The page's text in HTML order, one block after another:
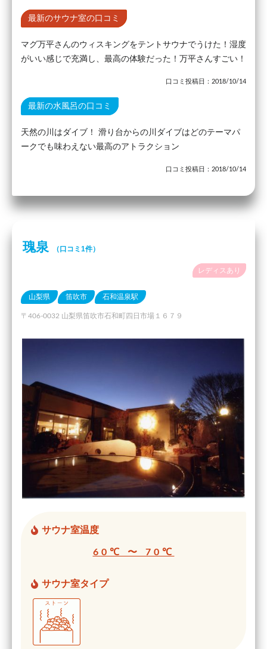
最新のサウナ室の口コミ
マグ万平さんのウィスキングをテントサウナでうけた！湿度
がいい感じで充満し、最高の体験だった！万平さんすごい！
口コミ投稿日：2018/10/14
最新の水風呂の口コミ
天然の川はダイブ！ 滑り台からの川ダイブはどのテーマパ
ークでも味わえない最高のアトラクション
口コミ投稿日：2018/10/14
瑰泉 （口コミ1件）
レディスあり
山梨県 笛吹市 石和温泉駅
〒406-0032 山梨県笛吹市石和町四日市場１６７９
サウナ室温度
60℃ 〜 70℃
サウナ室タイプ